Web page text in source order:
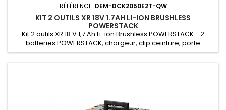
RÉFÉRENCE: DEM-DCK2050E2T-QW
KIT 2 OUTILS XR 18V 1.7AH LI-ION BRUSHLESS
POWERSTACK
Kit 2 outils XR 18 V 1,7 Ah Li-ion Brushless POWERSTACK - 2
batteries POWERSTACK, chargeur, clip ceinture, porte
embouts magnétique, coffret TSTAK